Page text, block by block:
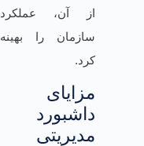
از آن، عملکرد
سازمان را بهینه
کرد.
مزایای
داشبورد
مدیریتی